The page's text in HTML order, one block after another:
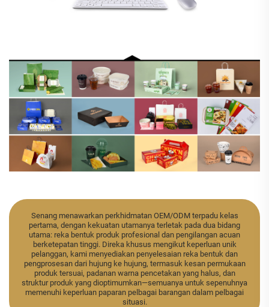
Senang menawarkan perkhidmatan OEM/ODM terpadu kelas
pertama, dengan kekuatan utamanya terletak pada dua bidang
utama: reka bentuk produk profesional dan pengilangan acuan
berketepatan tinggi. Direka khusus mengikut keperluan unik
pelanggan, kami menyediakan penyelesaian reka bentuk dan
pengprosesan dari hujung ke hujung, termasuk kesan permukaan
produk tersuai, padanan warna pencetakan yang halus, dan
struktur produk yang dioptimumkan—semuanya untuk sepenuhnya
memenuhi keperluan paparan pelbagai barangan dalam pelbagai
situasi.